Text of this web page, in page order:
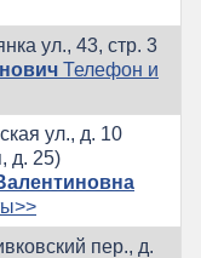
ул., 43, стр. 3
Телефон и
ул., д. 10
д. 25)
пер., д.